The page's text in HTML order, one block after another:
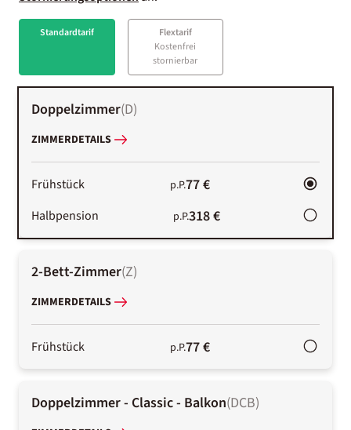
Standardtarif
Flextarif
Kostenfrei
stornierbar
Doppelzimmer(D)
ZIMMERDETAILS
Frühstück p.P.77 €
Halbpension p.P.318 €
2-Bett-Zimmer(Z)
ZIMMERDETAILS
Frühstück p.P.77 €
Doppelzimmer - Classic - Balkon(DCB)